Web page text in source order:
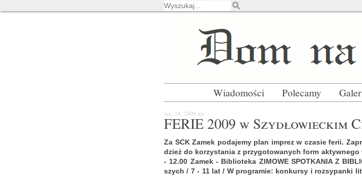
Wiadomości Polecamy
Jan. 14, 2009 ms
FERIE 2009 w
Za SCK Zamek po­da­je­my plan im­prez w cza­sie ferii.
dzież do ko­rzy­sta­nia z przy­go­to­wa­nych form ak­tyw­ne­go
- 12.00 Zamek - Bi­blio­te­ka ZI­MO­WE SPO­TKA­NIA Z
szych / 7 - 11 lat / W pro­gra­mie: kon­kur­sy i roz­sy­pan­ki